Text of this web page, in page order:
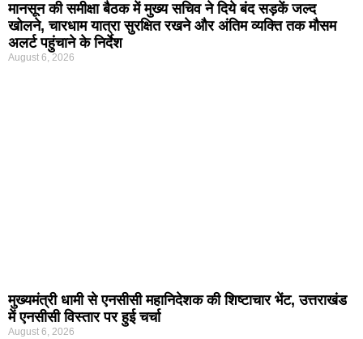
मानसून की समीक्षा बैठक में मुख्य सचिव ने दिये बंद सड़कें जल्द
खोलने, चारधाम यात्रा सुरक्षित रखने और अंतिम व्यक्ति तक मौसम
अलर्ट पहुंचाने के निर्देश
August 6, 2026
मुख्यमंत्री धामी से एनसीसी महानिदेशक की शिष्टाचार भेंट, उत्तराखंड
में एनसीसी विस्तार पर हुई चर्चा
August 6, 2026